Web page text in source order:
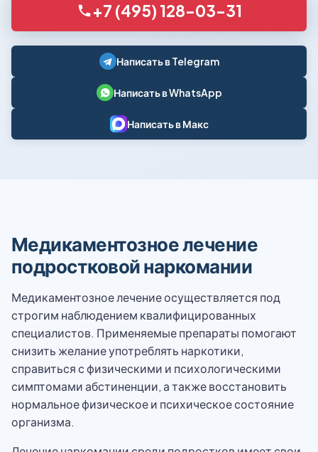
+7 (495) 128-03-31
Написать в Telegram
Написать в WhatsApp
Написать в Макс
Медикаментозное лечение
подростковой наркомании
Медикаментозное лечение осуществляется под
строгим наблюдением квалифицированных
специалистов. Применяемые препараты помогают
снизить желание употреблять наркотики,
справиться с физическими и психологическими
симптомами абстиненции, а также восстановить
нормальное физическое и психическое состояние
организма.